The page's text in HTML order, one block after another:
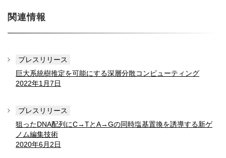
関連情報
プレスリリース
巨大系統樹推定を可能にする深層分散コンピューティング
2022年1月7日
プレスリリース
狙ったDNA配列にC→TとA→Gの同時塩基置換を誘導する新ゲ
ノム編集技術
2020年6月2日